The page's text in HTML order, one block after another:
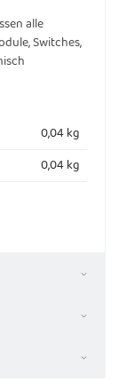
alle
Switches,
0,04 kg
0,04kg